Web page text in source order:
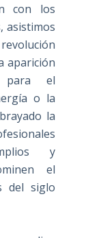
con los
asistimos
aparición
para el
o la
la
y
el
del siglo